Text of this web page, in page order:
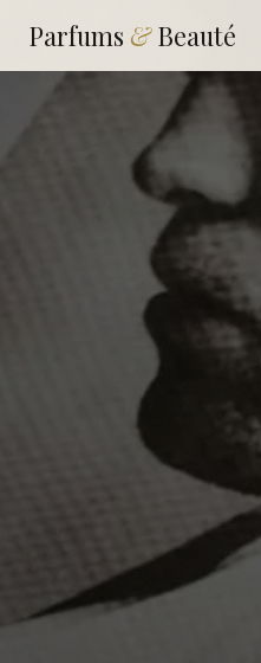
Parfums &Beauté